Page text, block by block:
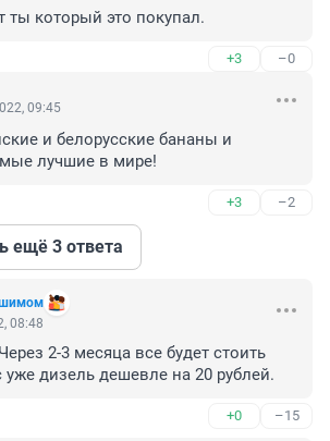
ты который это покупал.
+3 –0
09:45
и белорусские бананы и
лучшие в мире!
+3 –2
ещё 3 ответа
08:48
2-3 месяца все будет стоить
уже дизель дешевле на 20 рублей.
+0 –15